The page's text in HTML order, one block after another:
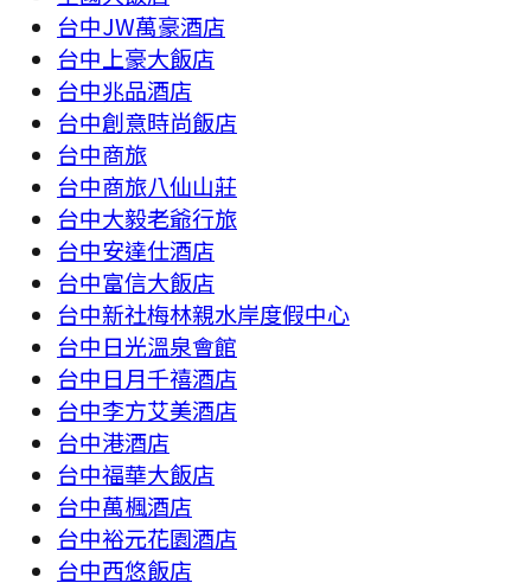
台中JW萬豪酒店
台中上豪大飯店
台中兆品酒店
台中創意時尚飯店
台中商旅
台中商旅八仙山莊
台中大毅老爺行旅
台中安達仕酒店
台中富信大飯店
台中新社梅林親水岸度假中心
台中日光溫泉會館
台中日月千禧酒店
台中李方艾美酒店
台中港酒店
台中福華大飯店
台中萬楓酒店
台中裕元花園酒店
台中西悠飯店